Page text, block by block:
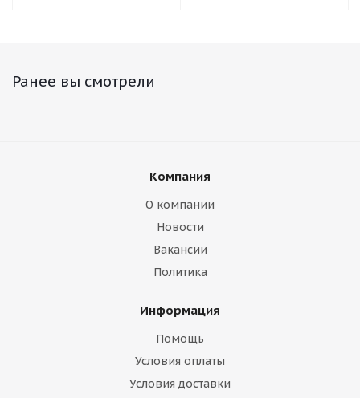
Ранее вы смотрели
Компания
О компании
Новости
Вакансии
Политика
Информация
Помощь
Условия оплаты
Условия доставки